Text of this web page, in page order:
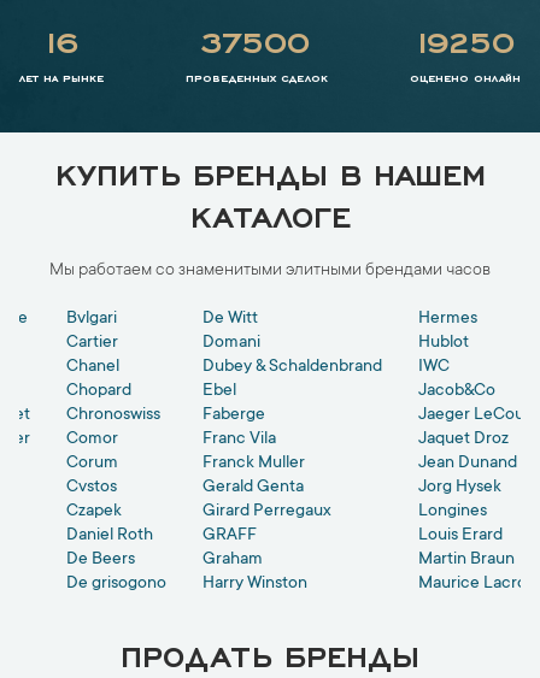
16
лет на рынке
37500
проведенных сделок
19250
оценено онлайн
КУПИТЬ БРЕНДЫ В НАШЕМ
КАТАЛОГЕ
Мы работаем со знаменитыми элитными брендами часов
Bvlgari
Cartier
Chanel
Chopard
Chronoswiss
Comor
Corum
Cvstos
Czapek
Daniel Roth
De Beers
De grisogono
De Witt
Domani
Dubey & Schaldenbrand
Ebel
Faberge
Franc Vila
Franck Muller
Gerald Genta
Girard Perregaux
GRAFF
Graham
Harry Winston
Hermes
Hublot
IWC
Jacob&Co
Jaeger
Jaquet Droz
Jean Dunand
Jorg Hysek
Longines
Louis Erard
Martin Braun
Maurice Lacroix
ПРОДАТЬ БРЕНДЫ